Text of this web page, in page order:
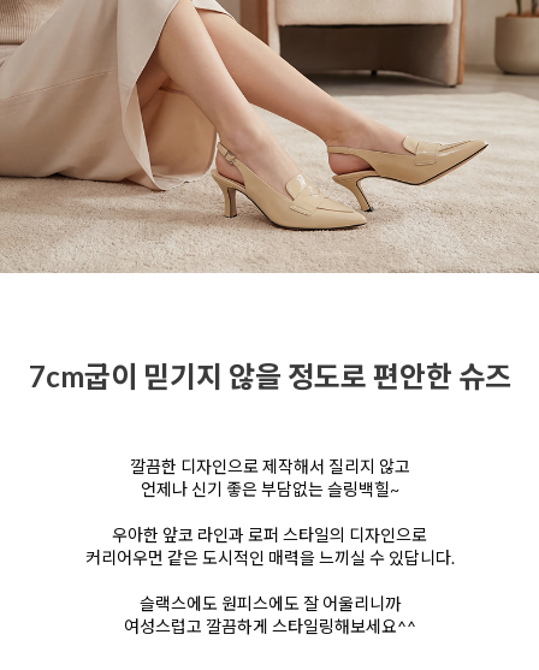
7cm굽이 믿기지 않을 정도로 편안한 슈즈
깔끔한 디자인으로 제작해서 질리지 않고
언제나 신기 좋은 부담없는 슬링백힐~
우아한 앞코 라인과 로퍼 스타일의 디자인으로
커리어우먼 같은 도시적인 매력을 느끼실 수 있답니다.
슬랙스에도 원피스에도 잘 어울리니까
여성스럽고 깔끔하게 스타일링해보세요^^